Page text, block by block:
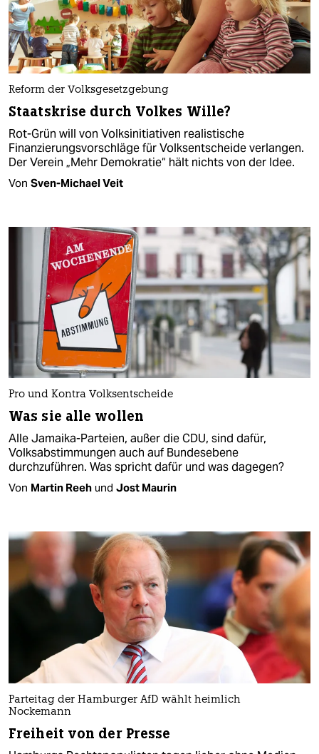
Reform der Volksgesetzgebung
Staatskrise durch Volkes Wille?
Rot-Grün will von Volksinitiativen realistische
Finanzierungs­vorschläge für Volksentscheide verlangen.
Der Verein „Mehr Demokratie“ hält nichts von der Idee.
Von Sven-Michael Veit
Pro und Kontra Volksentscheide
Was sie alle wollen
Alle Jamaika-Parteien, außer die CDU, sind dafür,
Volksabstimmungen auch auf Bundesebene
durchzuführen. Was spricht dafür und was dagegen?
Von Martin Reeh und Jost Maurin
Parteitag der Hamburger AfD wählt heimlich
Nockemann
Freiheit von der Presse